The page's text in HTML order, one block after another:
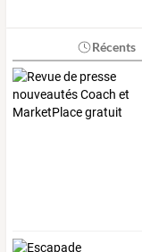
Récents